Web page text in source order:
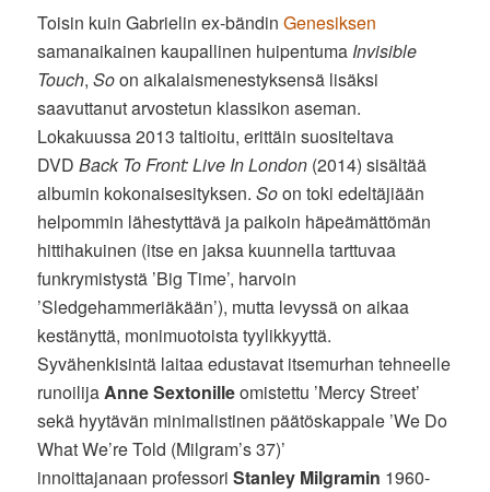
Toisin kuin Gabrielin ex-bändinGenesiksen
samanaikainen kaupallinen huipentuma Invisible
Touch,Soon aikalaismenestyksensä lisäksi
saavuttanut arvostetun klassikon aseman.
Lokakuussa 2013 taltioitu, erittäin suositeltava
DVDBack To Front: Live In London (2014) sisältää
albumin kokonaisesityksen.Soon toki edeltäjiään
helpommin lähestyttävä ja paikoin häpeämättömän
hittihakuinen (itse en jaksa kuunnella tarttuvaa
funkrymistystä ’Big Time’, harvoin
’Sledgehammeriäkään’), mutta levyssä on aikaa
kestänyttä, monimuotoista tyylikkyyttä.
Syvähenkisintä laitaa edustavat itsemurhan tehneelle
runoilijaAnne Sextonilleomistettu ’Mercy Street’
sekä hyytävän minimalistinen päätöskappale ’We Do
What We’re Told (Milgram’s 37)’
innoittajanaan professoriStanley Milgramin 1960-